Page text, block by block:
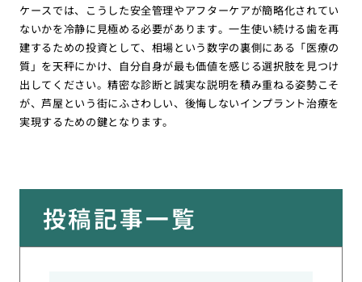
ケースでは、こうした安全管理やアフターケアが簡略化されてい
ないかを冷静に見極める必要があります。一生使い続ける歯を再
建するための投資として、相場という数字の裏側にある「医療の
質」を天秤にかけ、自分自身が最も価値を感じる選択肢を見つけ
出してください。精密な診断と誠実な説明を積み重ねる姿勢こそ
が、芦屋という街にふさわしい、後悔しないインプラント治療を
実現するための鍵となります。
投稿記事一覧